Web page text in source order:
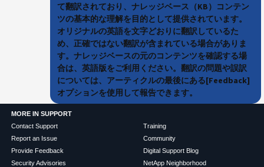
て翻訳されており、ナレッジベース（KB）コンテン
ツの基本的な理解を目的として提供されています。
オリジナルの英語を文字どおりに翻訳しているた
め、正確ではない翻訳が含まれている場合がありま
す。ナレッジベースの元のコンテンツを確認する場
合は、英語版をご利用ください。翻訳の問題や誤訳
については、アーティクルの最後にある[Feedback]
オプションを使用して報告できます。
MORE IN SUPPORT
Contact Support
Report an Issue
Provide Feedback
Security Advisories
Training
Community
Digital Support Blog
NetApp Neighborhood